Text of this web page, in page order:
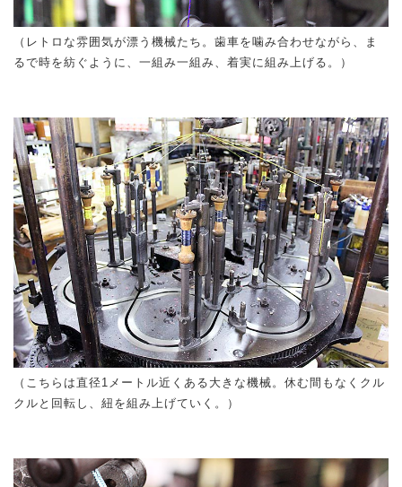
（レトロな雰囲気が漂う機械たち。歯車を噛み合わせながら、ま
るで時を紡ぐように、一組み一組み、着実に組み上げる。）
（こちらは直径1メートル近くある大きな機械。休む間もなくクル
クルと回転し、紐を組み上げていく。）